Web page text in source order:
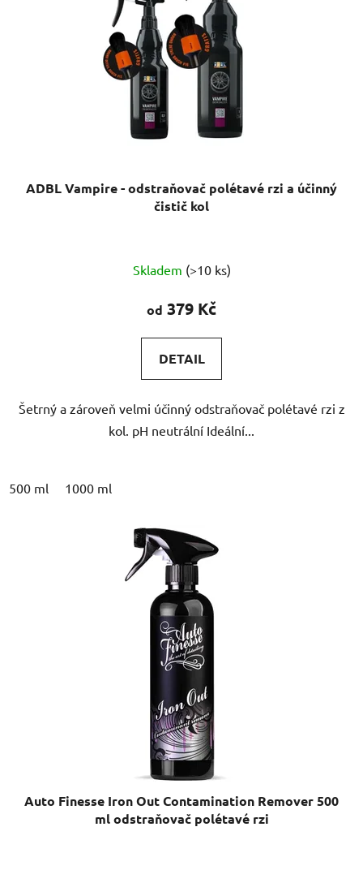
ADBL Vampire - odstraňovač polétavé rzi a účinný
čistič kol
hodnocení
produktu
5,0
z
hvězdiček.
Skladem (>10 ks)
od 379 Kč
DETAIL
Šetrný a zároveň velmi účinný odstraňovač polétavé rzi z
kol. pH neutrální Ideální...
500 ml 1000 ml
Auto Finesse Iron Out Contamination Remover 500
ml odstraňovač polétavé rzi